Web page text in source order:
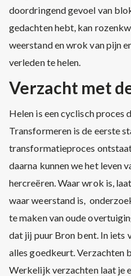
doordringend gevoel van
gedachten hebt, kan
weerstand en wrok van pijn
verleden te helen.
Verzacht met
Helen is een cyclisch
Transformeren is de eerste
transformatieproces
daarna kunnen we het leven
hercreëren. Waar wrok is,
waar weerstand is,
te maken van oude
dat jij puur Bron bent. In iets
alles goedkeurt. Verzachten
Werkelijk verzachten laat je